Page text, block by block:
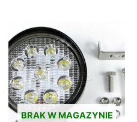
BRAK W MAGAZYNIE